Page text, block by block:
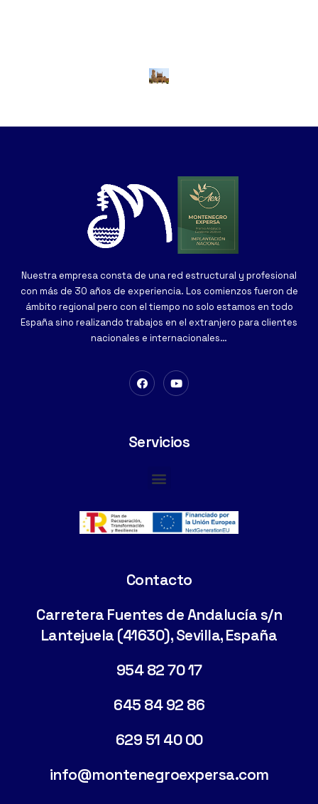
Nuestra empresa consta de una red estructural y profesional
con más de 30 años de experiencia. Los comienzos fueron de
ámbito regional pero con el tiempo no solo estamos en todo
España sino realizando trabajos en el extranjero para clientes
nacionales e internacionales…
Servicios
Contacto
Carretera Fuentes de Andalucía s/n
Lantejuela (41630), Sevilla, España
954 82 70 17
645 84 92 86
629 51 40 00
info@montenegroexpersa.com